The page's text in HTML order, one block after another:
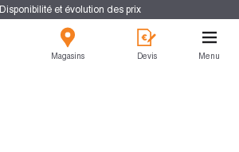
Disponibilité et évolution des prix
Magasins Devis Menu